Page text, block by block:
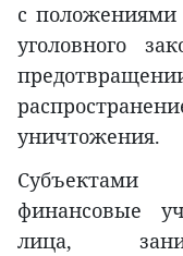
с положениями
уголовного
уничтожения.
Субъектами
финансовые
лица,